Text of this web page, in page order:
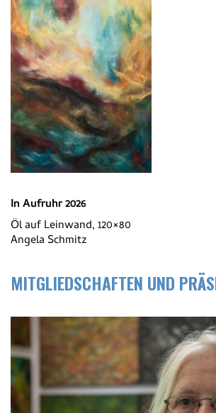
In Aufruhr 2026
Öl auf Leinwand, 120×80
Angela Schmitz
MITGLIEDSCHAFTEN UND